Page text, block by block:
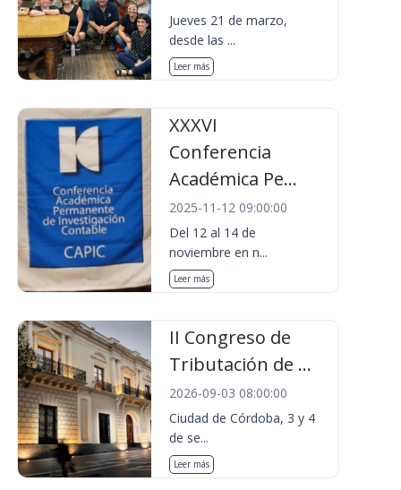
Jueves 21 de marzo,
desde las ...
Leer más
XXXVI
Conferencia
Académica Pe...
2025-11-12 09:00:00
Del 12 al 14 de
noviembre en n...
Leer más
II Congreso de
Tributación de ...
2026-09-03 08:00:00
Ciudad de Córdoba, 3 y 4
de se...
Leer más